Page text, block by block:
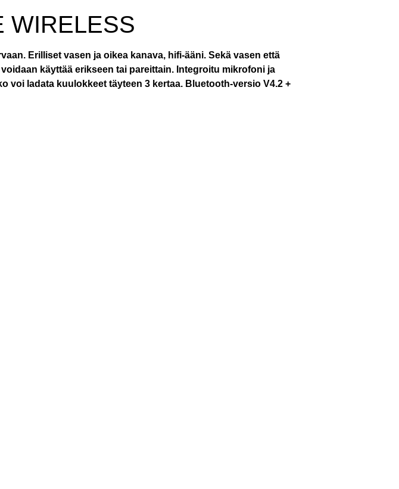
WIRELESS
Erilliset vasen ja oikea kanava, hifi-ääni. Sekä vasen että
käyttää erikseen tai pareittain. Integroitu mikrofoni ja
voi ladata kuulokkeet täyteen 3 kertaa. Bluetooth-versio V4.2 +